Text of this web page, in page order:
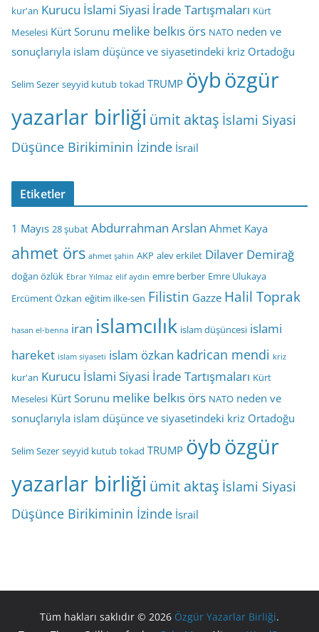
kur'an Kurucu İslami Siyasi İrade Tartışmaları Kürt
Meselesi Kürt Sorunu melike belkıs örs NATO neden ve
sonuçlarıyla islam düşünce ve siyasetindeki kriz Ortadoğu
Selim Sezer seyyid kutub tokad TRUMP öybözgür
yazarlar birliği ümit aktaş İslami Siyasi
Düşünce Birikiminin İzinde İsrail
Etiketler
1 Mayıs 28 şubat Abdurrahman Arslan Ahmet Kaya
ahmet örs ahmet şahin AKP alev erkilet Dilaver Demirağ
doğan özlük Ebrar Yılmaz elif aydın emre berber Emre Ulukaya
Ercüment Özkan eğitim ilke-sen Filistin Gazze Halil Toprak
hasan el-benna iran islamcılık islam düşüncesi islami
hareket islam siyaseti islam özkan kadrican mendi kriz
kur'an Kurucu İslami Siyasi İrade Tartışmaları Kürt
Meselesi Kürt Sorunu melike belkıs örs NATO neden ve
sonuçlarıyla islam düşünce ve siyasetindeki kriz Ortadoğu
Selim Sezer seyyid kutub tokad TRUMP öybözgür
yazarlar birliği ümit aktaş İslami Siyasi
Düşünce Birikiminin İzinde İsrail
Tüm hakları saklıdır © 2026 Özgür Yazarlar Birliği.